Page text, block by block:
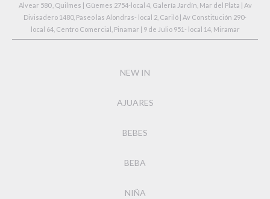
Alvear 580 , Quilmes | Güemes 2754-local 4, Galería Jardín, Mar del Plata | Av
Divisadero 1480, Paseo las Alondras- local 2, Cariló | Av Constitución 290-
local 64, Centro Comercial, Pinamar | 9 de Julio 951- local 14, Miramar
NEW IN
AJUARES
BEBES
BEBA
NIÑA